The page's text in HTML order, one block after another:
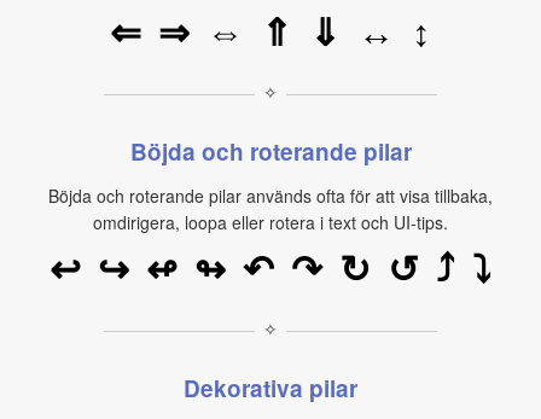
⇐ ⇒ ⇔ ⇑ ⇓ ↔ ↕
✧
Böjda och roterande pilar
Böjda och roterande pilar används ofta för att visa tillbaka,
omdirigera, loopa eller rotera i text och UI-tips.
↩ ↪ ↫ ↬ ↶ ↷ ↻ ↺ ⤴ ⤵
✧
Dekorativa pilar